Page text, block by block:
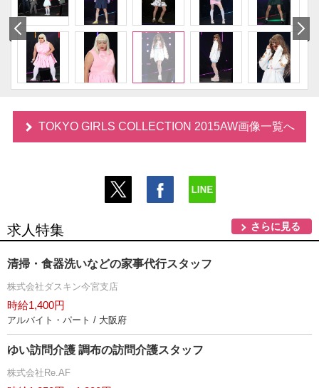
TOKYO GIRLS COLLECTION 2015AW画像一覧へ
求人特集 さらに見る
清掃・食器洗いなどの家事代行スタッフ
株式会社ダスキン今宮支店
時給1,400円
アルバイト・パート / 大阪府
ゆい訪問介護 調布の訪問介護スタッフ
株式会社Re.AF